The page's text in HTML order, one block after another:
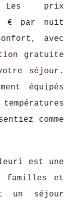
Les prix
€ par nuit
avec
gratuite
séjour.
équipés
comme
est une
familles et
un séjour